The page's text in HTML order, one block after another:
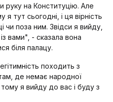
руку на Конституцію. Але
я тут сьогодні, і ця вірність
чи поза ним. Звідси я вийду,
вами", - сказала вона
біля палацу.
походить з
де немає народної
тому я вийду до вас і буду з